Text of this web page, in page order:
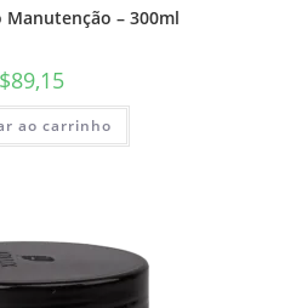
Manutenção – 300ml
89,15
ao carrinho